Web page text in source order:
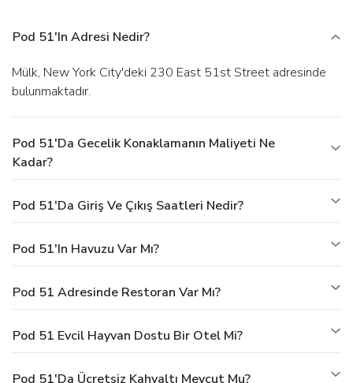
Pod 51'ın Adresi Nedir?
Mülk, New York City'deki 230 East 51st Street adresinde
bulunmaktadır.
Pod 51'da Gecelik Konaklamanın Maliyeti Ne
Kadar?
Pod 51'da Giriş Ve Çıkış Saatleri Nedir?
Pod 51'ın Havuzu Var Mı?
Pod 51 Adresinde Restoran Var Mı?
Pod 51 Evcil Hayvan Dostu Bir Otel Mi?
Pod 51'da Ücretsiz Kahvaltı Mevcut Mu?